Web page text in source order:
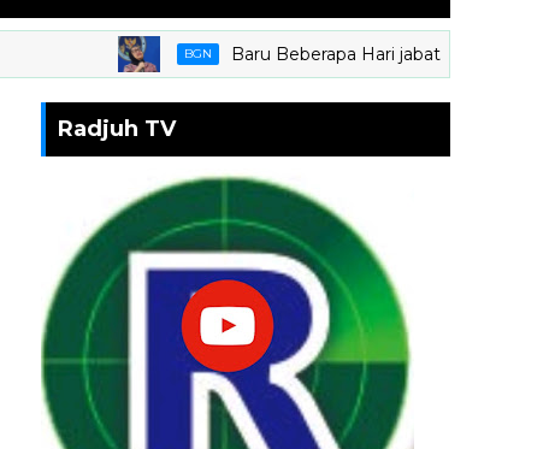
BGN Baru Beberapa Hari jabat kepala BGN,
Radjuh TV